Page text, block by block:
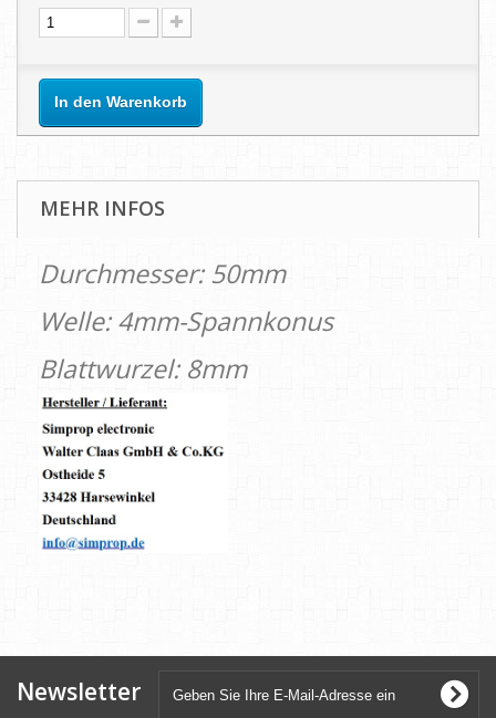
In den Warenkorb
MEHR INFOS
Durchmesser: 50mm
Welle: 4mm-Spannkonus
Blattwurzel: 8mm
Newsletter